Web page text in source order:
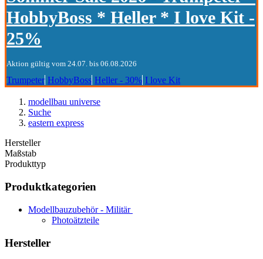
HobbyBoss * Heller * I love Kit -
25%
Aktion gültig vom 24.07. bis 06.08.2026
Trumpeter HobbyBoss Heller - 30% I love Kit
modellbau universe
Suche
eastern express
Hersteller
Maßstab
Produkttyp
Produktkategorien
Modellbauzubehör - Militär
Photoätzteile
Hersteller